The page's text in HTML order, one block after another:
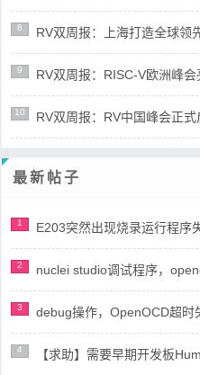
8 RV双周报：上海打造全球领
9 RV双周报：RISC-V欧洲峰
10 RV双周报：RV中国峰会正
最新帖子
1 E203突然出现烧录运行程序
2 nuclei studio调试程序，
3 debug操作，OpenOCD超时
4 【求助】需要早期开发板